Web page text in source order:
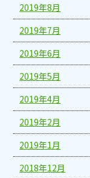
2019年8月
2019年7月
2019年6月
2019年5月
2019年4月
2019年2月
2019年1月
2018年12月